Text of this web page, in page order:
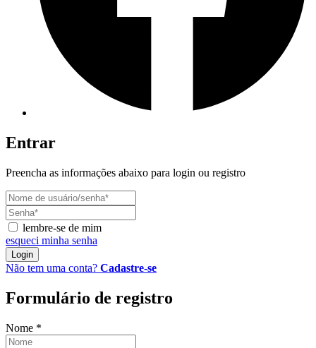
Entrar
Preencha as informações abaixo para login ou registro
lembre-se de mim
esqueci minha senha
Login
Não tem uma conta? Cadastre-se
Formulário de registro
Nome *